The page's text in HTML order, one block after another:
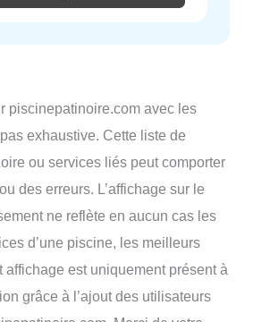
piscinepatinoire.com avec les
exhaustive. Cette liste de
ou services liés peut comporter
des erreurs. L’affichage sur le
ne reflète en aucun cas les
d’une piscine, les meilleurs
est uniquement présent à
grâce à l’ajout des utilisateurs